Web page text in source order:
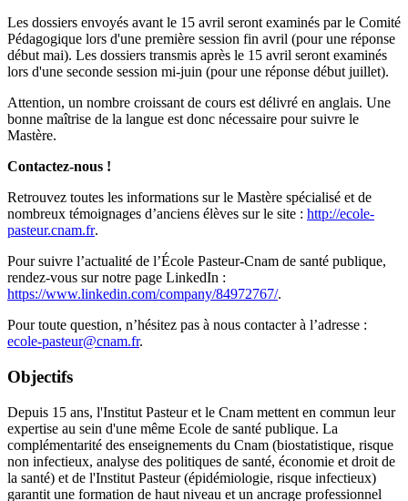
Les dossiers envoyés avant le 15 avril seront examinés par le Comité
Pédagogique lors d'une première session fin avril (pour une réponse
début mai). Les dossiers transmis après le 15 avril seront examinés
lors d'une seconde session mi-juin (pour une réponse début juillet).
Attention, un nombre croissant de cours est délivré en anglais. Une
bonne maîtrise de la langue est donc nécessaire pour suivre le
Mastère.
Contactez-nous !
Retrouvez toutes les informations sur le Mastère spécialisé et de
nombreux témoignages d’anciens élèves sur le site : http://ecole-
pasteur.cnam.fr.
Pour suivre l’actualité de l’École Pasteur-Cnam de santé publique,
rendez-vous sur notre page LinkedIn :
https://www.linkedin.com/company/84972767/.
Pour toute question, n’hésitez pas à nous contacter à l’adresse :
ecole-pasteur@cnam.fr.
Objectifs
Depuis 15 ans, l'Institut Pasteur et le Cnam mettent en commun leur
expertise au sein d'une même Ecole de santé publique. La
complémentarité des enseignements du Cnam (biostatistique, risque
non infectieux, analyse des politiques de santé, économie et droit de
la santé) et de l'Institut Pasteur (épidémiologie, risque infectieux)
garantit une formation de haut niveau et un ancrage professionnel